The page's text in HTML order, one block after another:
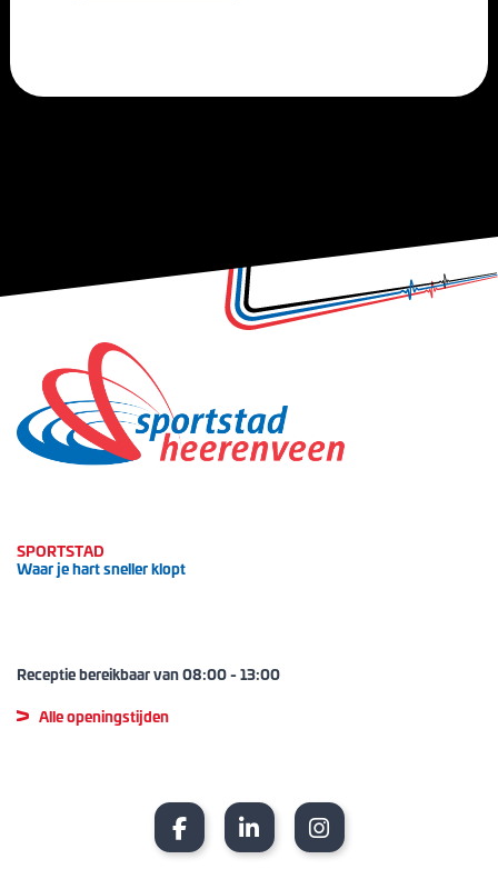
SPORTSTAD
Waar je hart sneller klopt
Receptie bereikbaar van08:00-13:00
Alle openingstijden